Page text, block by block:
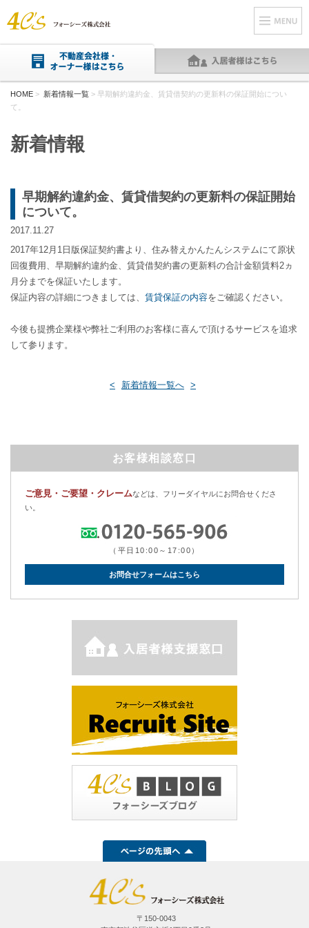
HOME > 新着情報一覧 > 早期解約違約金、賃貸借契約の更新料の保証開始につい
て。
新着情報
早期解約違約金、賃貸借契約の更新料の保証開始
について。
2017.11.27
2017年12月1日版保証契約書より、住み替えかんたんシステムにて原状
回復費用、早期解約違約金、賃貸借契約書の更新料の合計金額賃料2ヵ
月分までを保証いたします。
保証内容の詳細につきましては、 賃貸保証の内容をご確認ください。
今後も提携企業様や弊社ご利用のお客様に喜んで頂けるサービスを追求
して参ります。
< 新着情報一覧へ >
お客様相談窓口
ご意見・ご要望・クレームなどは、フリーダイヤルにお問合せくださ
い。
（平日10:00～17:00）
お問合せフォームはこちら
〒150-0043